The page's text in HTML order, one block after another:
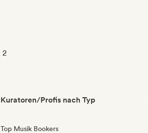
2
Kuratoren/Profis nach Typ
Top Musik Bookers